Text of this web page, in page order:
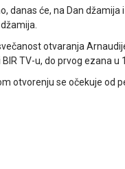
danas će, na Dan
otvaranja
BIR TV-u, do prvog ezana u
otvorenju se očekuje od